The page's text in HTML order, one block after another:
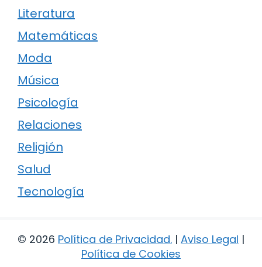
Literatura
Matemáticas
Moda
Música
Psicología
Relaciones
Religión
Salud
Tecnología
© 2026 Política de Privacidad. | Aviso Legal |
Política de Cookies